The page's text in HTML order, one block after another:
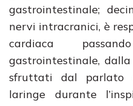
gastrointestinale;
nervi intracranici, è
cardiaca
gastrointestinale,
sfruttati dal parlato
laringe durante